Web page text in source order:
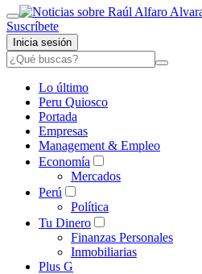
Suscríbete
Inicia sesión
Lo último
Peru Quiosco
Portada
Empresas
Management & Empleo
Economía
Mercados
Perú
Política
Tu Dinero
Finanzas Personales
Inmobiliarias
Plus G